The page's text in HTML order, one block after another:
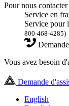
Pour nous contacter
Service en
Service
800-468-4285)
Vous avez besoin
Demande
English